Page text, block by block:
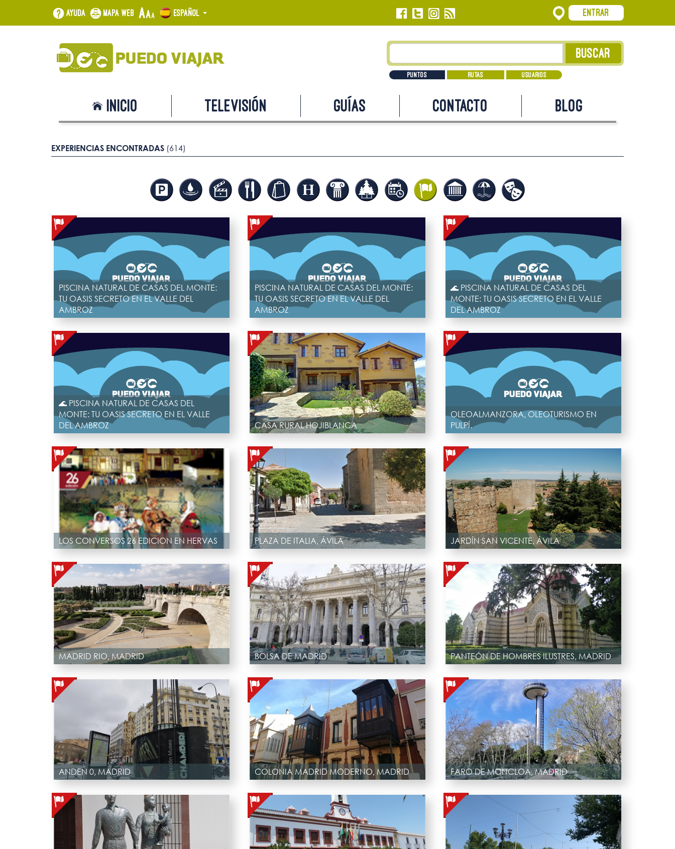
Ayuda Mapa web Español Entrar
Puntos Rutas Usuarios
Inicio Televisión Guías Contacto Blog
EXPERIENCIAS ENCONTRADAS (614)
PISCINA NATURAL DE CASAS DEL MONTE:
TU OASIS SECRETO EN EL VALLE DEL
AMBROZ
PISCINA NATURAL DE CASAS DEL MONTE:
TU OASIS SECRETO EN EL VALLE DEL
AMBROZ
🌊 PISCINA NATURAL DE CASAS DEL
MONTE: TU OASIS SECRETO EN EL VALLE
DEL AMBROZ
🌊 PISCINA NATURAL DE CASAS DEL
MONTE: TU OASIS SECRETO EN EL VALLE
DEL AMBROZ
CASA RURAL HOJIBLANCA
OLEOALMANZORA, OLEOTURISMO EN
PULPÍ.
LOS CONVERSOS 26 EDICION EN HERVAS PLAZA DE ITALIA, ÁVILA JARDÍN SAN VICENTE, ÁVILA
MADRID RIO, MADRID BOLSA DE MADRID PANTEÓN DE HOMBRES ILUSTRES, MADRID
ANDEN 0, MADRID COLONIA MADRID MODERNO, MADRID FARO DE MONCLOA, MADRID